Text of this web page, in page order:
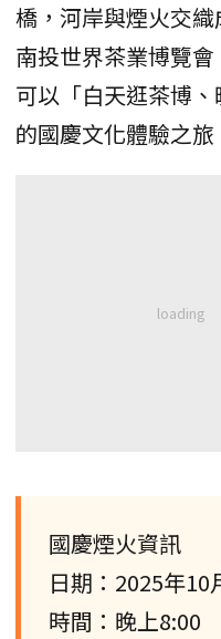
橋，河岸與煙火交
南投世界茶業博覽
可以「白天逛茶博
的國慶文化體驗之旅
國慶煙火資訊
日期：2025年10
時間：晚上8:00